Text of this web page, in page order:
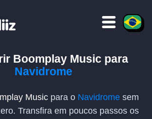
Boomplay Music para
Navidrome
Music para o Navidrome sem
Transfira em poucos passos os